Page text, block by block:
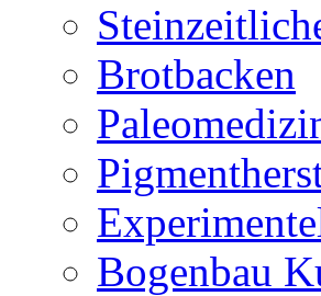
Brotbacken
Bogenbau